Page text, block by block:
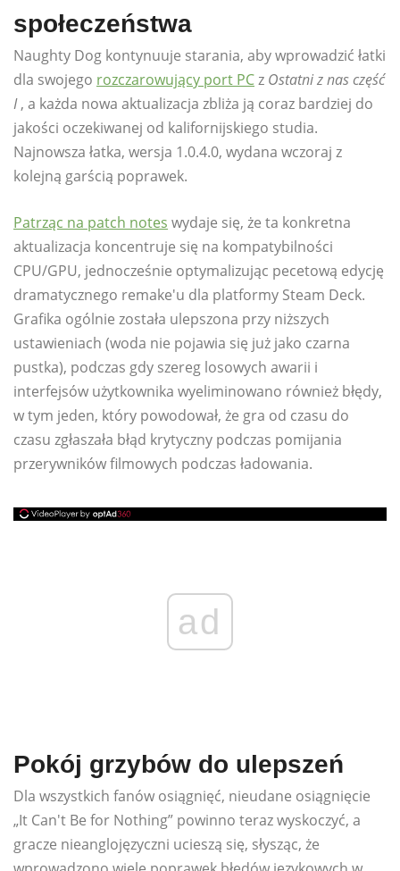
społeczeństwa
Naughty Dog kontynuuje starania, aby wprowadzić łatki
dla swojego rozczarowujący port PCz Ostatni z nas część
I, a każda nowa aktualizacja zbliża ją coraz bardziej do
jakości oczekiwanej od kalifornijskiego studia.
Najnowsza łatka, wersja 1.0.4.0, wydana wczoraj z
kolejną garścią poprawek.
Patrząc na patch notes wydaje się, że ta konkretna
aktualizacja koncentruje się na kompatybilności
CPU/GPU, jednocześnie optymalizując pecetową edycję
dramatycznego remake'u dla platformy Steam Deck.
Grafika ogólnie została ulepszona przy niższych
ustawieniach (woda nie pojawia się już jako czarna
pustka), podczas gdy szereg losowych awarii i
interfejsów użytkownika wyeliminowano również błędy,
w tym jeden, który powodował, że gra od czasu do
czasu zgłaszała błąd krytyczny podczas pomijania
przerywników filmowych podczas ładowania.
ad
Pokój grzybów do ulepszeń
Dla wszystkich fanów osiągnięć, nieudane osiągnięcie
„It Can't Be for Nothing” powinno teraz wyskoczyć, a
gracze nieanglojęzyczni ucieszą się, słysząc, że